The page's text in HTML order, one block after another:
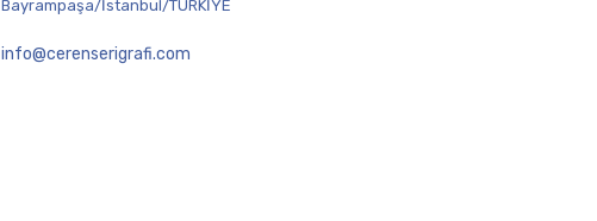
Bayrampaşa/İstanbul/TÜRKİYE
info@cerenserigrafi.com